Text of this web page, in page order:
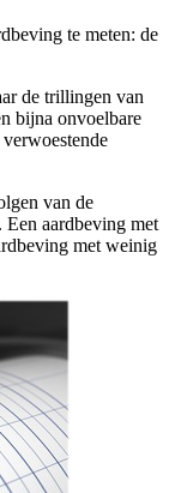
te meten: de
de trillingen van
bijna onvoelbare
van de
Een aardbeving met
met weinig